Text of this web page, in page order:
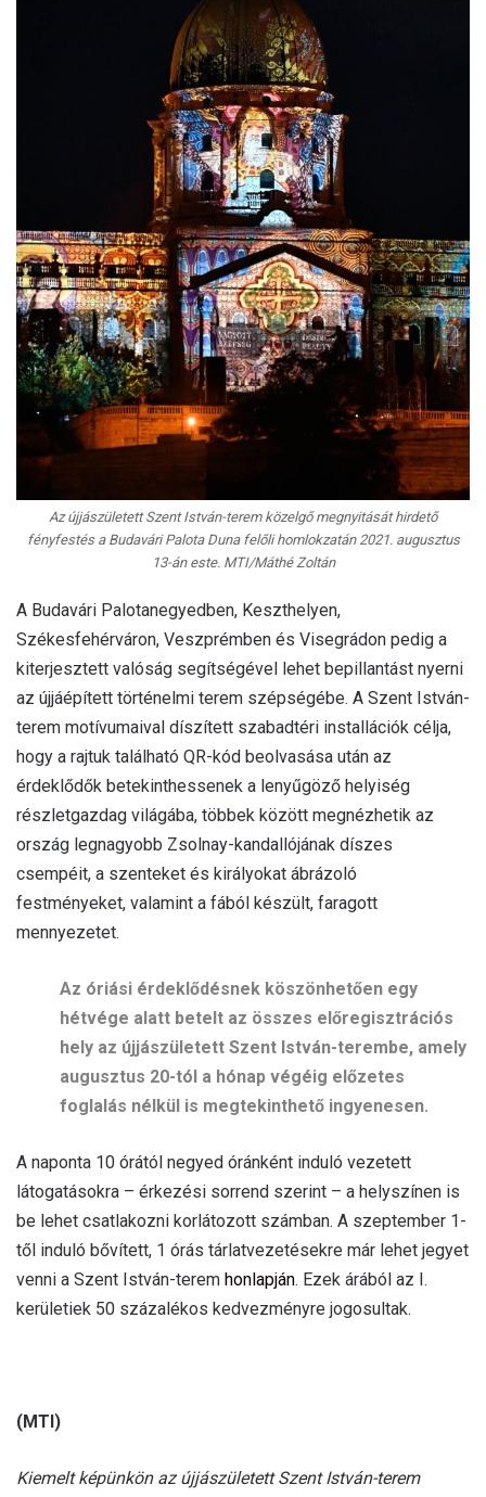
Az újjászületett Szent István-terem közelgő megnyitását hirdető
fényfestés a Budavári Palota Duna felőli homlokzatán 2021. augusztus
13-án este. MTI/Máthé Zoltán
A Budavári Palotanegyedben, Keszthelyen,
Székesfehérváron, Veszprémben és Visegrádon pedig a
kiterjesztett valóság segítségével lehet bepillantást nyerni
az újjáépített történelmi terem szépségébe. A Szent István-
terem motívumaival díszített szabadtéri installációk célja,
hogy a rajtuk található QR-kód beolvasása után az
érdeklődők betekinthessenek a lenyűgöző helyiség
részletgazdag világába, többek között megnézhetik az
ország legnagyobb Zsolnay-kandallójának díszes
csempéit, a szenteket és királyokat ábrázoló
festményeket, valamint a fából készült, faragott
mennyezetet.
Az óriási érdeklődésnek köszönhetően egy
hétvége alatt betelt az összes előregisztrációs
hely az újjászületett Szent István-terembe, amely
augusztus 20-tól a hónap végéig előzetes
foglalás nélkül is megtekinthető ingyenesen.
A naponta 10 órától negyed óránként induló vezetett
látogatásokra – érkezési sorrend szerint – a helyszínen is
be lehet csatlakozni korlátozott számban. A szeptember 1-
től induló bővített, 1 órás tárlatvezetésekre már lehet jegyet
venni a Szent István-terem honlapján. Ezek árából az I.
kerületiek 50 százalékos kedvezményre jogosultak.
(MTI)
Kiemelt képünkön az újjászületett Szent István-terem